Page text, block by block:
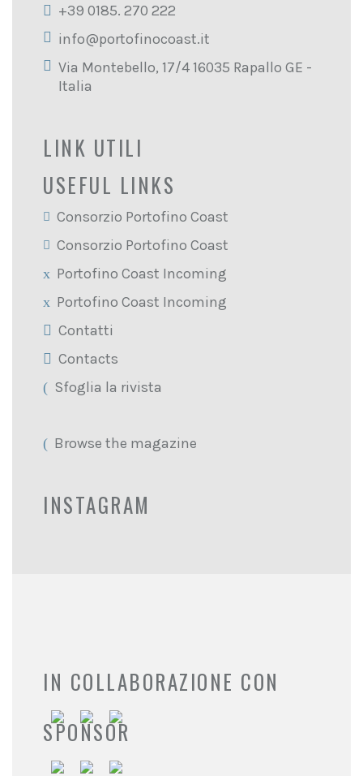
+39 0185. 270 222
info@portofinocoast.it
Via Montebello, 17/4 16035 Rapallo GE -
Italia
LINK UTILI
USEFUL LINKS
Consorzio Portofino Coast
Consorzio Portofino Coast
Portofino Coast Incoming
Portofino Coast Incoming
Contatti
Contacts
Sfoglia la rivista
Browse the magazine
INSTAGRAM
IN COLLABORAZIONE CON
SPONSOR